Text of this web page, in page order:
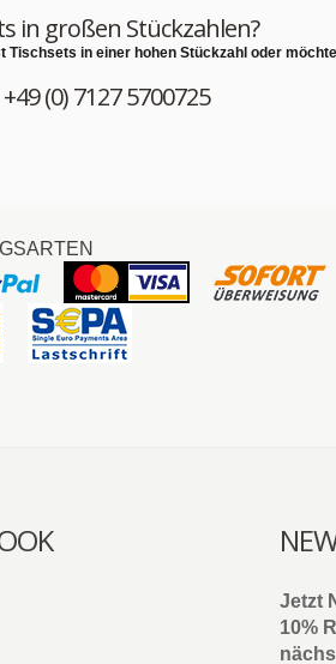
in großen Stückzahlen?
Tischsets in einer hohen Stückzahl oder
(0) 7127 5700725
Jetzt
10%